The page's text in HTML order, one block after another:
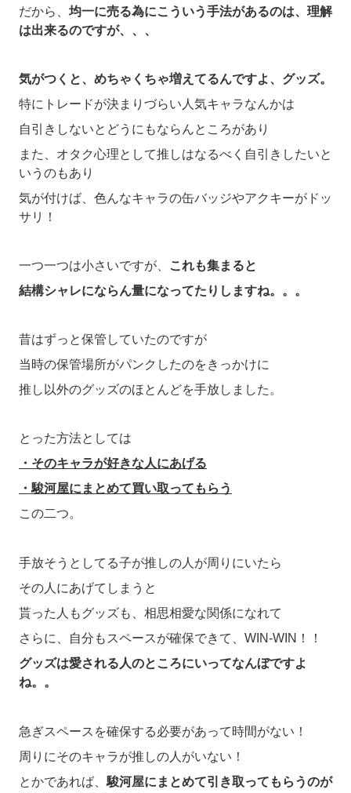
だから、 均一に売る為にこういう手法があるのは、理解
は出来るのですが、、、
気がつくと、めちゃくちゃ増えてるんですよ、グッズ。
特にトレードが決まりづらい人気キャラなんかは
自引きしないとどうにもならんところがあり
また、オタク心理として推しはなるべく自引きしたいと
いうのもあり
気が付けば、色んなキャラの缶バッジやアクキーがドッ
サリ！
一つ一つは小さいですが、
これも集まると
結構シャレにならん量になってたりしますね。。。
昔はずっと保管していたのですが
当時の保管場所がパンクしたのをきっかけに
推し以外のグッズのほとんどを手放しました。
とった方法としては
・そのキャラが好きな人にあげる
・駿河屋にまとめて買い取ってもらう
この二つ。
手放そうとしてる子が推しの人が周りにいたら
その人にあげてしまうと
貰った人もグッズも、相思相愛な関係になれて
さらに、自分もスペースが確保できて、WIN-WIN！！
グッズは愛される人のところにいってなんぼですよ
ね。。
急ぎスペースを確保する必要があって時間がない！
周りにそのキャラが推しの人がいない！
とかであれば、 駿河屋にまとめて引き取ってもらうのが